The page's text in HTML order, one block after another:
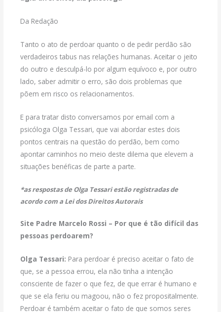
Da Redação
Tanto o ato de perdoar quanto o de pedir perdão são
verdadeiros tabus nas relações humanas. Aceitar o jeito
do outro e desculpá-lo por algum equívoco e, por outro
lado, saber admitir o erro, são dois problemas que
põem em risco os relacionamentos.
E para tratar disto conversamos por email com a
psicóloga Olga Tessari, que vai abordar estes dois
pontos centrais na questão do perdão, bem como
apontar caminhos no meio deste dilema que elevem a
situações benéficas de parte a parte.
*as respostas de Olga Tessari estão registradas de
acordo com a Lei dos Direitos Autorais
Site Padre Marcelo Rossi – Por que é tão difícil das
pessoas perdoarem?
Olga Tessari: Para perdoar é preciso aceitar o fato de
que, se a pessoa errou, ela não tinha a intenção
consciente de fazer o que fez, de que errar é humano e
que se ela feriu ou magoou, não o fez propositalmente.
Perdoar é também aceitar o fato de que somos seres